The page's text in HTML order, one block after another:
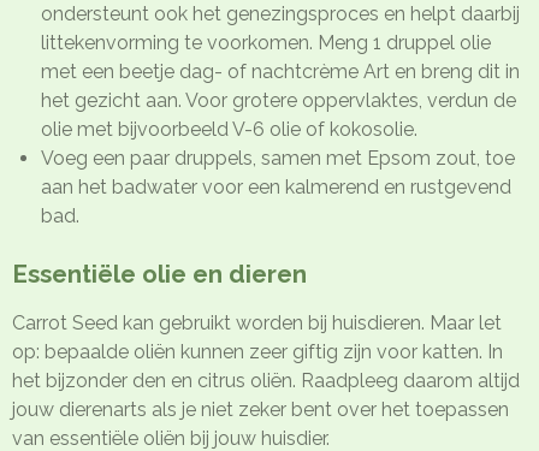
ondersteunt ook het genezingsproces en helpt daarbij
littekenvorming te voorkomen. Meng 1 druppel olie
met een beetje dag- of nachtcrème Art en breng dit in
het gezicht aan. Voor grotere oppervlaktes, verdun de
olie met bijvoorbeeld V-6 olie of kokosolie.
Voeg een paar druppels, samen met Epsom zout, toe
aan het badwater voor een kalmerend en rustgevend
bad.
Essentiële olie en dieren
Carrot Seed kan gebruikt worden bij huisdieren. Maar let
op: bepaalde oliën kunnen zeer giftig zijn voor katten. In
het bijzonder den en citrus oliën. Raadpleeg daarom altijd
jouw dierenarts als je niet zeker bent over het toepassen
van essentiële oliën bij jouw huisdier.